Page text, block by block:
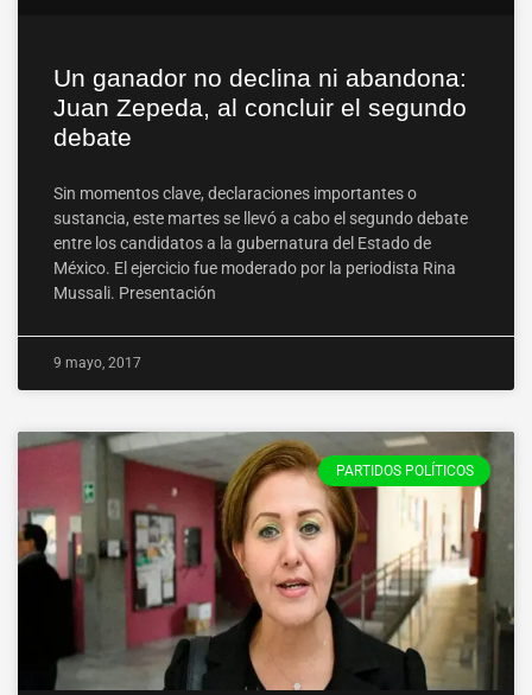
Un ganador no declina ni abandona:
Juan Zepeda, al concluir el segundo
debate
Sin momentos clave, declaraciones importantes o
sustancia, este martes se llevó a cabo el segundo debate
entre los candidatos a la gubernatura del Estado de
México. El ejercicio fue moderado por la periodista Rina
Mussali. Presentación
9 mayo, 2017
PARTIDOS POLÍTICOS